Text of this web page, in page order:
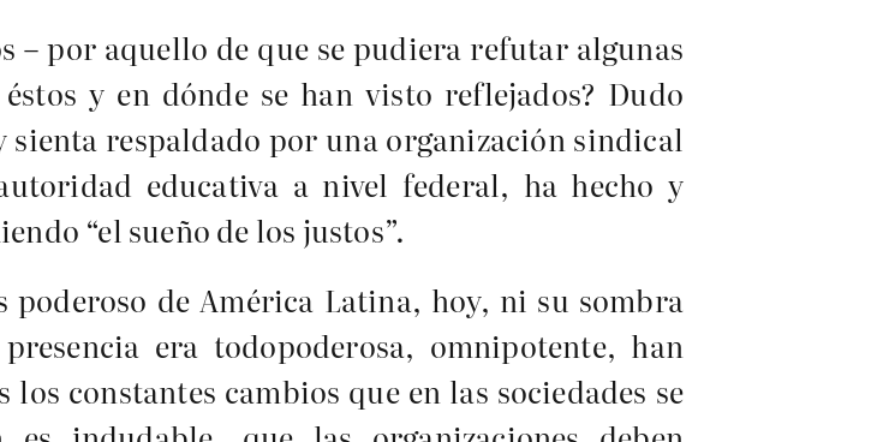
– por aquello de que se pudiera refutar algunas
y en dónde se han visto reflejados? Dudo
sienta respaldado por una organización sindical
educativa a nivel federal, ha hecho y
“el sueño de los justos”.
de América Latina, hoy, ni su sombra
era todopoderosa, omnipotente, han
constantes cambios que en las sociedades se